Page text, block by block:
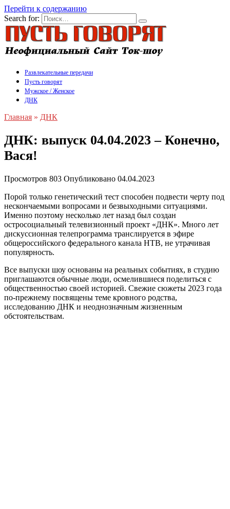
Перейти к содержанию
Search for:
Развлекательные передачи
Пусть говорят
Мужское / Женское
ДНК
Главная » ДНК
ДНК: выпуск 04.04.2023 – Конечно,
Вася!
Просмотров 803 Опубликовано 04.04.2023
Порой только генетический тест способен подвести черту под
нескончаемыми вопросами и безвыходными ситуациями.
Именно поэтому несколько лет назад был создан
остросоциальный телевизионный проект «ДНК». Много лет
дискуссионная телепрограмма транслируется в эфире
общероссийского федерального канала НТВ, не утрачивая
популярность.
Все выпуски шоу основаны на реальных событиях, в студию
приглашаются обычные люди, осмелившиеся поделиться с
общественностью своей историей. Свежие сюжеты 2023 года
по-прежнему посвящены теме кровного родства,
исследованию ДНК и неоднозначным жизненным
обстоятельствам.